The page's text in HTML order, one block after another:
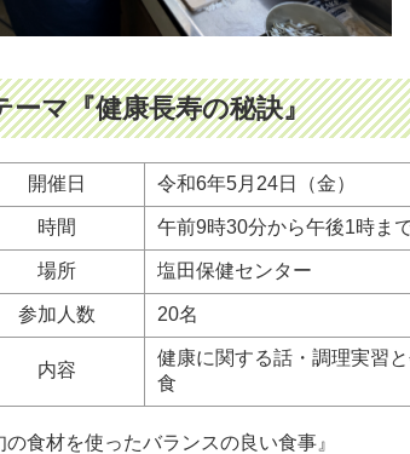
ーマ『健康長寿の秘訣』
開催日 令和6年5月24日（金）
時間 午前9時30分から午後1時ま
場所 塩田保健センター
参加人数 20名
内容
健康に関する話・調理実習
食
の食材を使ったバランスの良い食事』